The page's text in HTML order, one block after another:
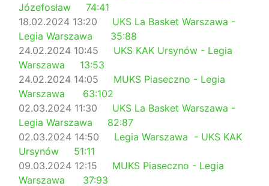
Józefosław 74:41
18.02.2024 13:20 UKS La Basket Warszawa -
Legia Warszawa 35:88
24.02.2024 10:45 UKS KAK Ursynów - Legia
Warszawa 13:53
24.02.2024 14:05 MUKS Piaseczno - Legia
Warszawa 63:102
02.03.2024 11:30 UKS La Basket Warszawa -
Legia Warszawa 82:87
02.03.2024 14:50 Legia Warszawa - UKS KAK
Ursynów 51:11
09.03.2024 12:15 MUKS Piaseczno - Legia
Warszawa 37:93